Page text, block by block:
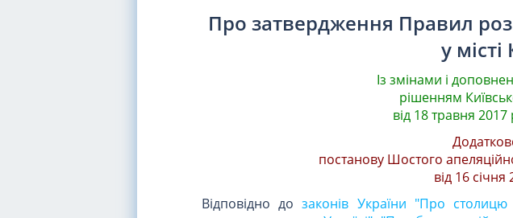
Про затвердження Правил
у місті
Із змінами і
рішенням
від 18 травня
постанову Шостого
від 16
Відповідно дозаконів України "Про